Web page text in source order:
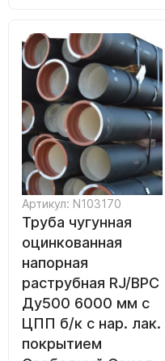
Артикул: N103170
Труба чугунная
оцинкованная
напорная
раструбная RJ/ВРС
Ду500 6000 мм с
ЦПП б/к с нар. лак.
покрытием